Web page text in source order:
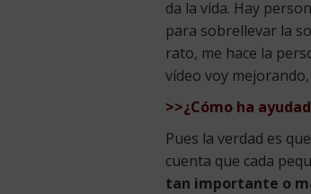
da la vida. Hay
para sobrellevar la
rato, me hace la
vídeo voy
>>¿Cómo ha
Pues la verdad es
cuenta que cada
tan importante o